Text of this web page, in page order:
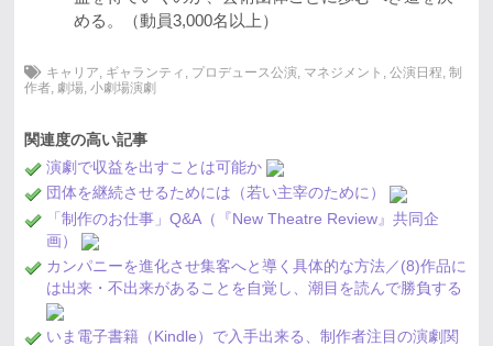
める。（動員3,000名以上）
キャリア, ギャランティ , プロデュース公演, マネジメント , 公演日程, 制
作者, 劇場, 小劇場演劇
関連度の高い記事
演劇で収益を出すことは可能か
団体を継続させるためには（若い主宰のために）
「制作のお仕事」Q&A（『New Theatre Review』共同企
画）
カンパニーを進化させ集客へと導く具体的な方法／(8)作品に
は出来・不出来があることを自覚し、潮目を読んで勝負する
いま電子書籍（Kindle）で入手出来る、制作者注目の演劇関